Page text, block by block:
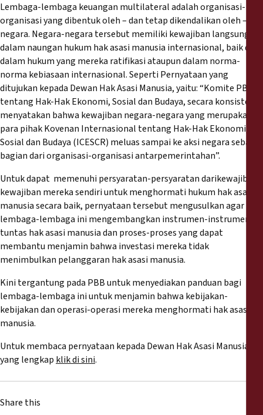
Lembaga-lembaga keuangan multilateral adalah organisasi-
organisasi yang dibentuk oleh – dan tetap dikendalikan oleh –
negara. Negara-negara tersebut memiliki kewajiban langsung
dalam naungan hukum hak asasi manusia internasional, baik di
dalam hukum yang mereka ratifikasi ataupun dalam norma-
norma kebiasaan internasional. Seperti Pernyataan yang
ditujukan kepada Dewan Hak Asasi Manusia, yaitu: “Komite PBB
tentang Hak-Hak Ekonomi, Sosial dan Budaya, secara konsisten
menyatakan bahwa kewajiban negara-negara yang merupakan
para pihak Kovenan Internasional tentang Hak-Hak Ekonomi,
Sosial dan Budaya (ICESCR) meluas sampai ke aksi negara sebagai
bagian dari organisasi-organisasi antarpemerintahan”.
Untuk dapat memenuhi persyaratan-persyaratan darikewajiban-
kewajiban mereka sendiri untuk menghormati hukum hak asasi
manusia secara baik, pernyataan tersebut mengusulkan agar
lembaga-lembaga ini mengembangkan instrumen-instrumen uji
tuntas hak asasi manusia dan proses-proses yang dapat
membantu menjamin bahwa investasi mereka tidak
menimbulkan pelanggaran hak asasi manusia.
Kini tergantung pada PBB untuk menyediakan panduan bagi
lembaga-lembaga ini untuk menjamin bahwa kebijakan-
kebijakan dan operasi-operasi mereka menghormati hak asasi
manusia.
Untuk membaca pernyataan kepada Dewan Hak Asasi Manusia
yang lengkap klik di sini.
Share this